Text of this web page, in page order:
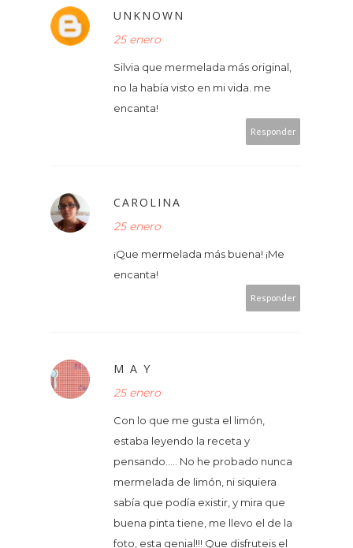
UNKNOWN
25 enero
Silvia que mermelada más original,
no la había visto en mi vida. me
encanta!
Responder
CAROLINA
25 enero
¡Que mermelada más buena! ¡Me
encanta!
Responder
M A Y
25 enero
Con lo que me gusta el limón,
estaba leyendo la receta y
pensando..... No he probado nunca
mermelada de limón, ni siquiera
sabía que podía existir, y mira que
buena pinta tiene, me llevo el de la
foto, esta genial!!! Que disfruteis el